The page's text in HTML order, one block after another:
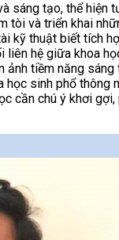
sáng tạo, thể hiện
tòi và triển khai
kỹ thuật biết tích
liên hệ giữa khoa
ảnh tiềm năng sáng
học sinh phổ thông
cần chú ý khơi gợi,